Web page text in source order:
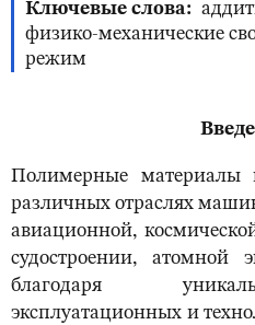
Ключевые слова
физико-механические
режим
Полимерные материалы
различных отраслях
авиационной,
судостроении, атомной
благодаря
эксплуатационных и